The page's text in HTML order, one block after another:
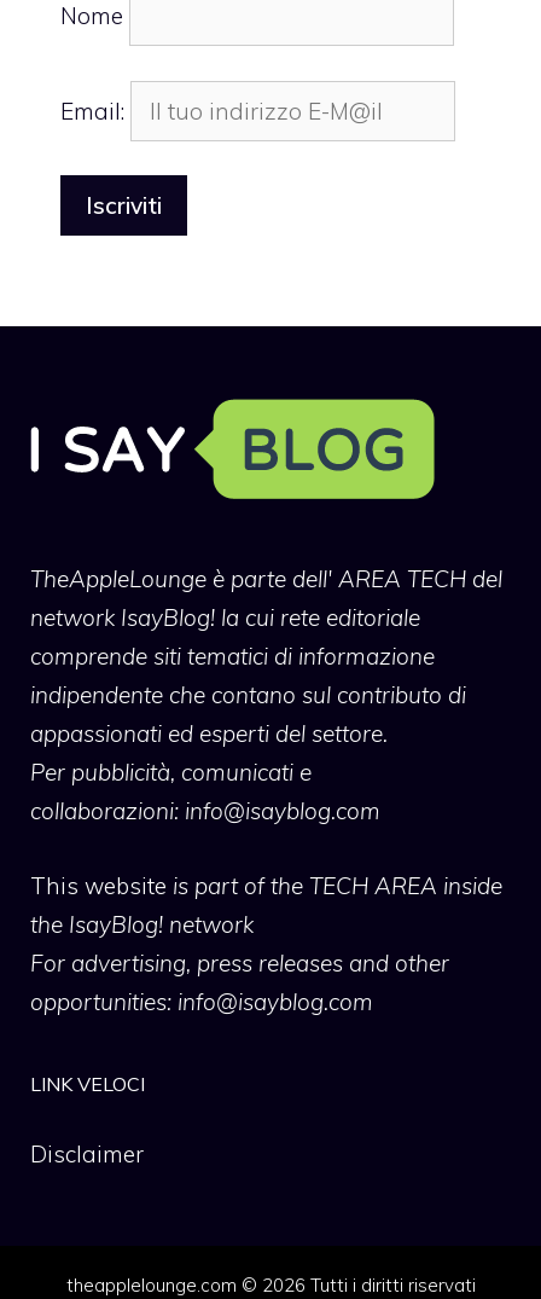
Nome
Email:
TheAppleLounge è parte dell' AREA TECH del
network IsayBlog! la cui rete editoriale
comprende siti tematici di informazione
indipendente che contano sul contributo di
appassionati ed esperti del settore.
Per pubblicità, comunicati e
collaborazioni: info@isayblog.com
This website is part of the TECH AREA inside
the IsayBlog! network
For advertising, press releases and other
opportunities: info@isayblog.com
LINK VELOCI
Disclaimer
theapplelounge.com © 2026 Tutti i diritti riservati